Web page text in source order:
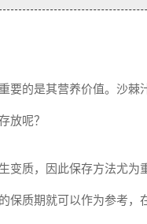
要的是其营养价值。沙棘
放呢？
质，因此保存方法尤为
保质期就可以作为参考，